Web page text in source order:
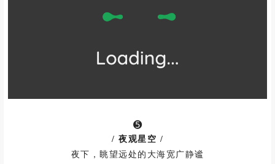
➎
/ 夜观星空 /
夜下，眺望远处的大海宽广静谧